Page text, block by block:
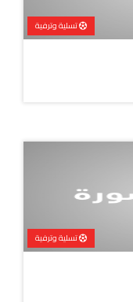
تسلية وترفية
تسلية وترفية